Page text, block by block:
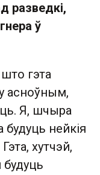
разведкі,
ў
гэта
асноўным,
Я, шчыра
нейкія
хутчэй,
будуць